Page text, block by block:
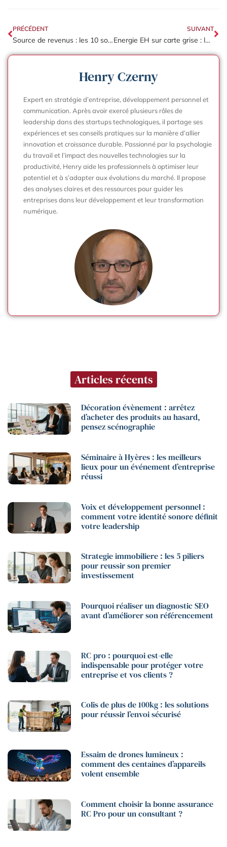
PRÉCÉDENT
Source de revenus : les 10 solutions concrètes pour diversifier ses finances
SUIVANT
Energie EH sur carte grise : les avantages fiscaux des véhicules hybrides
Henry Czerny
Expert en stratégie d’entreprise, développement personnel et
communication. Après avoir exercé plusieurs rôles de
leadership dans des startups technologiques, il partage ses
expériences et ses conseils pratiques sur la manière d’allier
innovation et croissance durable. Passionné par la psychologie
du travail et l’impact des nouvelles technologies sur la
productivité, Henry aide les professionnels à optimiser leur
potentiel et à s’adapter aux évolutions du marché. Il propose
des analyses claires et des ressources pour guider les
entreprises dans leur développement et leur transformation
numérique.
Articles récents
Décoration évènement : arrêtez
d’acheter des produits au hasard,
pensez scénographie
Séminaire à Hyères : les meilleurs
lieux pour un événement d’entreprise
réussi
Voix et développement personnel :
comment votre identité sonore définit
votre leadership
Strategie immobiliere : les 5 piliers
pour reussir son premier
investissement
Pourquoi réaliser un diagnostic SEO
avant d’améliorer son référencement
RC pro : pourquoi est-elle
indispensable pour protéger votre
entreprise et vos clients ?
Colis de plus de 100kg : les solutions
pour réussir l’envoi sécurisé
Essaim de drones lumineux :
comment des centaines d’appareils
volent ensemble
Comment choisir la bonne assurance
RC Pro pour un consultant ?